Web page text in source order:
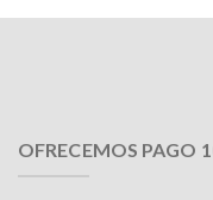
OFRECEMOS PAGO